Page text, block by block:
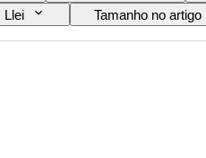
Llei
Tamanho no artigo